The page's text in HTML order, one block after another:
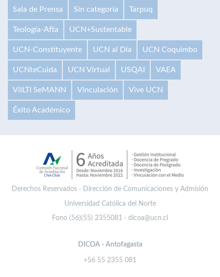
Sala de Prensa Sin categoría Tarpuq
Teología-Afta UCN+Sustentable
UCN-Constituyente UCN al Día UCN Coquimbo
UCNteCuida UCN Virtual USQAI VAEA
VilLTI SeMANN Vinculación Vive UCN
Éxito Académico
Derechos Reservados · Dirección de Comunicaciones y Admisión
Universidad Católica del Norte
Fono (56)(55) 2355081 · dicoa@ucn.cl
DICOA - Antofagasta
+56 55 2355 081